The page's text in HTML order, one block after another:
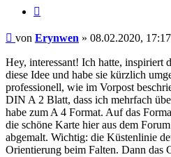
Beitrag
von Erynwen » 08.02.2020, 17:17
Hey, interessant! Ich hatte, inspiriert
diese Idee und habe sie kürzlich
professionell, wie im Vorpost
DIN A 2 Blatt, dass ich mehrfach
habe zum A 4 Format. Auf das
die schöne Karte hier aus dem
abgemalt. Wichtig: die Küstenlinie
Orientierung beim Falten. Dann das